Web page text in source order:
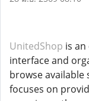
UnitedShop is
interface and
browse available
focuses on